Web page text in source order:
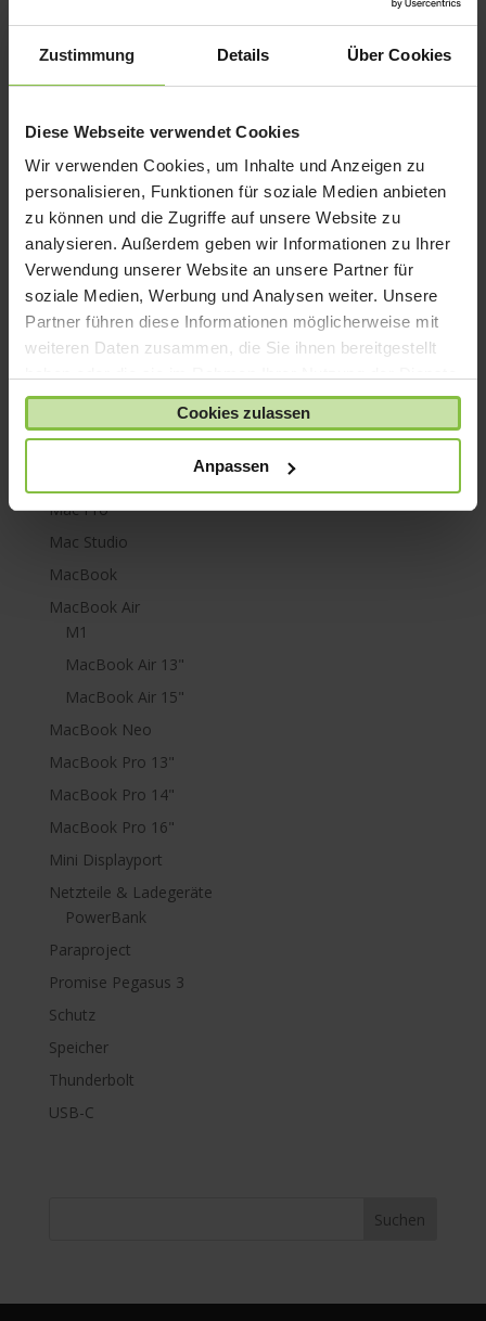
Zustimmung Details Über Cookies
Diese Webseite verwendet Cookies
Wir verwenden Cookies, um Inhalte und Anzeigen zu
personalisieren, Funktionen für soziale Medien anbieten
zu können und die Zugriffe auf unsere Website zu
analysieren. Außerdem geben wir Informationen zu Ihrer
Verwendung unserer Website an unsere Partner für
soziale Medien, Werbung und Analysen weiter. Unsere
Partner führen diese Informationen möglicherweise mit
weiteren Daten zusammen, die Sie ihnen bereitgestellt
gesammelt haben.
Cookies zulassen
Anpassen
iPad mini
iPad Pro
iPhone 6
iPhone SE
iPhone X
iPod nano
iPod shuffle
iPod touch
Kabel & Adapter
Kopfhörer
Lightning
Mac Pro
Mac Studio
MacBook
MacBook Air
M1
MacBook Air 13"
MacBook Air 15"
MacBook Neo
MacBook Pro 13"
MacBook Pro 14"
MacBook Pro 16"
Mini Displayport
Netzteile & Ladegeräte
PowerBank
Paraproject
Promise Pegasus 3
Schutz
Speicher
Thunderbolt
USB-C